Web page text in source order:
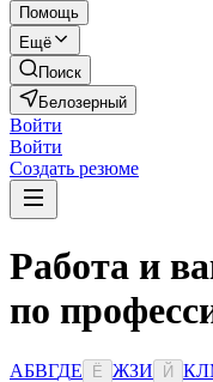
Помощь
Ещё
Поиск
Белозерный
Войти
Войти
Создать резюме
Работа и
по
АБВГДЕ Ё ЖЗИ Й КЛ